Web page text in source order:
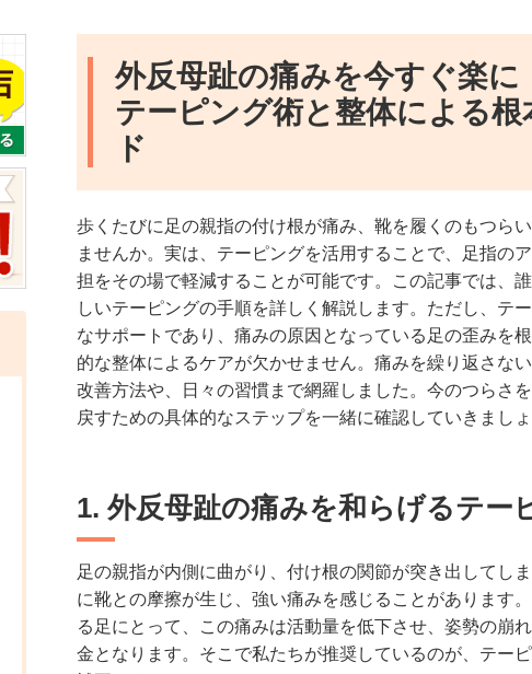
外反母趾の痛みを今すぐ楽に
テーピング術と整体による根
ド
歩くたびに足の親指の付け根が痛み、靴を履くのもつら
ませんか。実は、テーピングを活用することで、足指の
担をその場で軽減することが可能です。この記事では、
しいテーピングの手順を詳しく解説します。ただし、テ
なサポートであり、痛みの原因となっている足の歪みを
的な整体によるケアが欠かせません。痛みを繰り返さな
改善方法や、日々の習慣まで網羅しました。今のつらさ
戻すための具体的なステップを一緒に確認していきましょ
1. 外反母趾の痛みを和らげるテー
足の親指が内側に曲がり、付け根の関節が突き出してし
に靴との摩擦が生じ、強い痛みを感じることがあります
る足にとって、この痛みは活動量を低下させ、姿勢の崩
金となります。そこで私たちが推奨しているのが、テー